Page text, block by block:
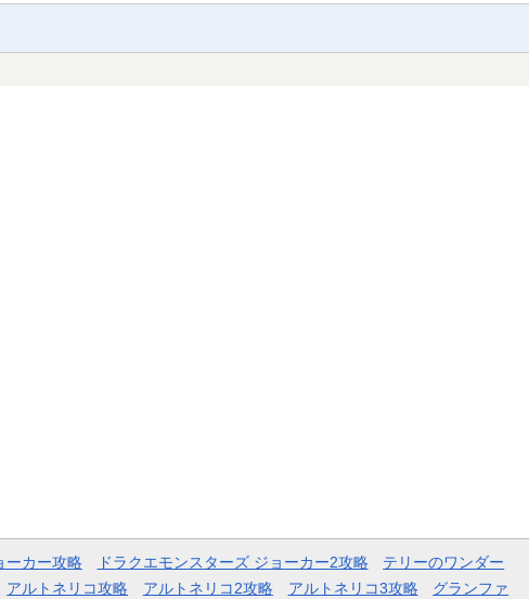
ーカー攻略 ドラクエモンスターズ ジョーカー2攻略
テリーのワンダー
アルトネリコ攻略 アルトネリコ2攻略 アルトネリコ3攻略 グランファ